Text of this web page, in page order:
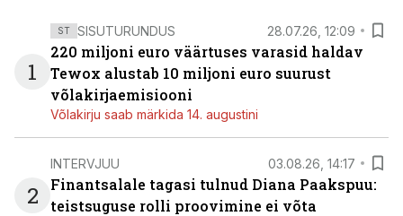
1
ST SISUTURUNDUS 28.07.26, 12:09
220 miljoni euro väärtuses varasid haldav
Tewox alustab 10 miljoni euro suurust
võlakirjaemisiooni
Võlakirju saab märkida 14. augustini
2
INTERVJUU 03.08.26, 14:17
Finantsalale tagasi tulnud Diana Paakspuu:
teistsuguse rolli proovimine ei võta